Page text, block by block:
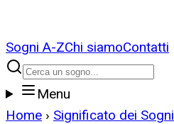
Sogni A-ZChi siamoContatti
Menu
Home › Significato dei Sogni